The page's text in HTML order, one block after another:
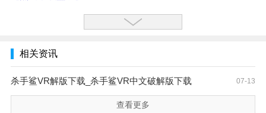
相关资讯
杀手鲨VR解版下载_杀手鲨VR中文破解版下载 07-13
查看更多